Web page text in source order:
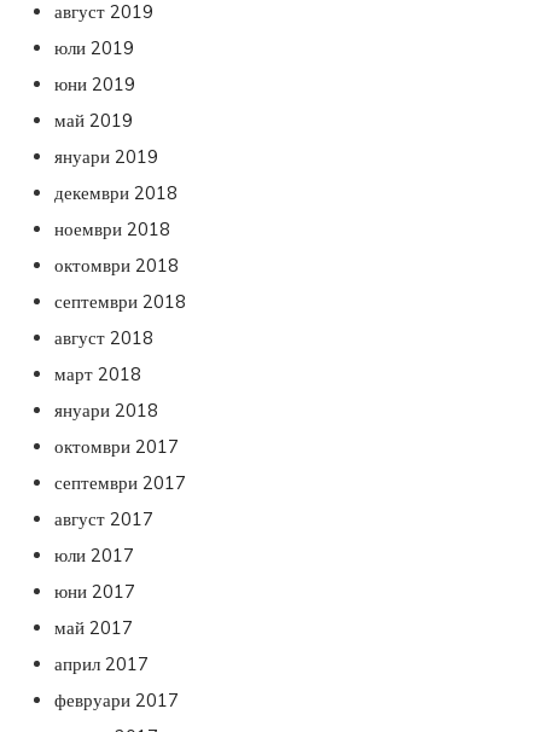
август 2019
юли 2019
юни 2019
май 2019
януари 2019
декември 2018
ноември 2018
октомври 2018
септември 2018
август 2018
март 2018
януари 2018
октомври 2017
септември 2017
август 2017
юли 2017
юни 2017
май 2017
април 2017
февруари 2017